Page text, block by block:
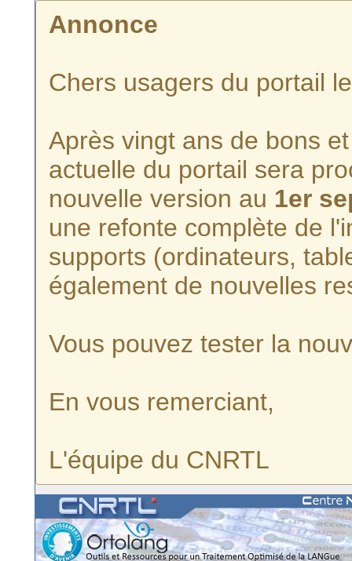
Annonce
Chers usagers du portail
Après vingt ans de bons
actuelle du portail sera
nouvelle version au 1er
une refonte complète de
supports (ordinateurs,
également de nouvelles
Vous pouvez tester la
En vous remerciant,
L'équipe du CNRTL